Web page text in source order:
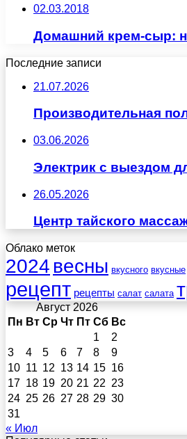
02.03.2018
Домашний крем-сыр:
Последние записи
21.07.2026
Производительная
03.06.2026
Электрик с выездом
26.05.2026
Центр тайского
Облако меток
2024 весны вкусного вкусные
рецепт рецепты салат салата
Август 2026
Пн Вт Ср Чт Пт Сб Вс
1
2
3
4 5 6 7 8
9
10 11 12 13 14 15 16
17 18 19 20 21 22 23
24 25 26 27 28 29 30
31
« Июл